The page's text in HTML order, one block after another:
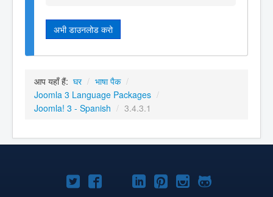
अभी डाउनलोड करो
आप यहाँ हैं: घर / भाषा पैक /
Joomla 3 Language Packages /
Joomla! 3 - Spanish / 3.4.3.1
Joomla!Joomla!Joomla!
Joomla!Joomla!
Joomla!Joomla!